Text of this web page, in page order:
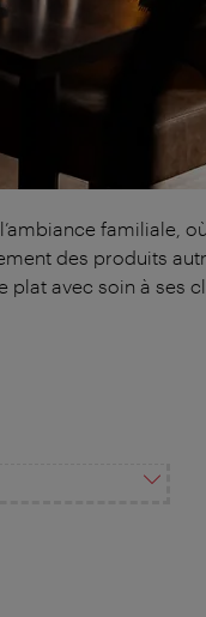
familiale,
des produits
plat avec soin à ses